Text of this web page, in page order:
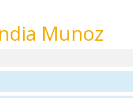
Munoz